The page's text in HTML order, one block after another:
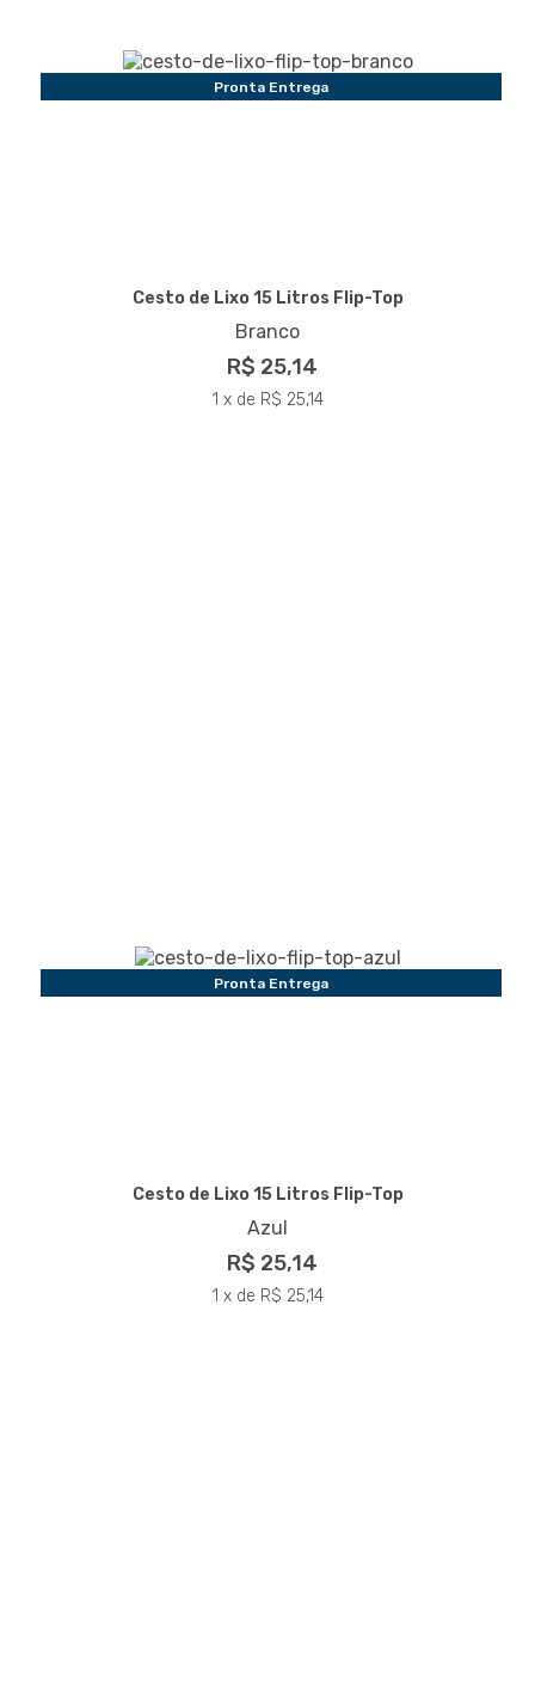
Pronta Entrega
Cesto de Lixo 15 Litros Flip-Top
Branco
R$ 25,14
1 x de R$ 25,14
Pronta Entrega
Cesto de Lixo 15 Litros Flip-Top
Azul
R$ 25,14
1 x de R$ 25,14